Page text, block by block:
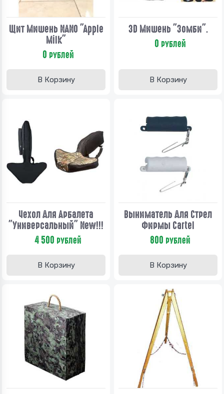
Щит Мишень NANO "Apple
Milk"
0 рублей
В Корзину
3D Мишень "Зомби".
0 рублей
В Корзину
Чехол Для Арбалета
"Универсальный" New!!!
4 500 рублей
В Корзину
Выниматель Для Стрел
Фирмы Cartel
800 рублей
В Корзину